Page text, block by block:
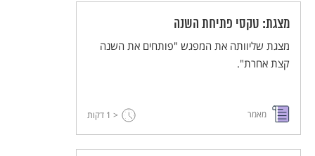
מצגת: טקסי פתיחת השנה
מצגת שליוותה את המפגש "פותחים את השנה
קצת אחרת".
מאמר < 1 דקות